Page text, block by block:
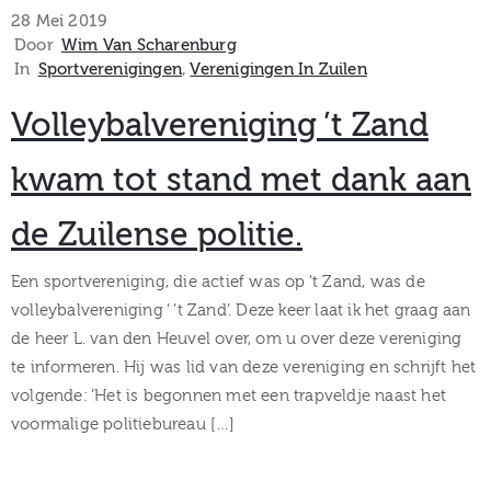
Activiteiten
Verhalen
over
Zuilen
Collectie
28 Mei 2019
Door Wim Van Scharenburg
In Sportverenigingen‚Verenigingen In Zuilen
Volleybalvereniging ’t Zand
kwam tot stand met dank aan
de Zuilense politie.
Een sportvereniging, die actief was op ’t Zand, was de
volleybalvereniging ‘ ’t Zand’. Deze keer laat ik het graag aan
de heer L. van den Heuvel over, om u over deze vereniging
te informeren. Hij was lid van deze vereniging en schrijft het
volgende: ‘Het is begonnen met een trapveldje naast het
voormalige politiebureau […]